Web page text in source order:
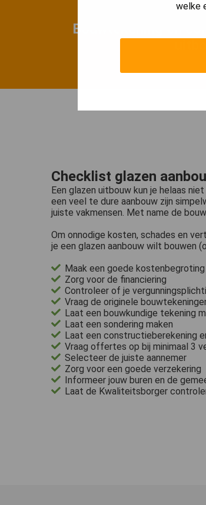
welke
Bouwtekening en
Checklist glazen
Een glazen uitbouw kun je helaas
een veel te dure aanbouw zijn
juiste vakmensen. Met name de
Om onnodige kosten, schades en
je een glazen aanbouw wilt bouwen
Maak een goede kostenbegroting
Zorg voor de financiering
Controleer of je
Vraag de originele
Laat een bouwkundige tekening
Laat een sondering maken
Laat een constructieberekening
Vraag offertes op bij minimaal 3
Selecteer de juiste aannemer
Zorg voor een goede verzekering
Informeer jouw buren en de
Laat de Kwaliteitsborger